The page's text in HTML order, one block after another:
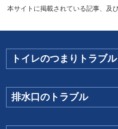
本サイトに掲載されている記事、及
トイレのつまりトラブル
排水口のトラブル